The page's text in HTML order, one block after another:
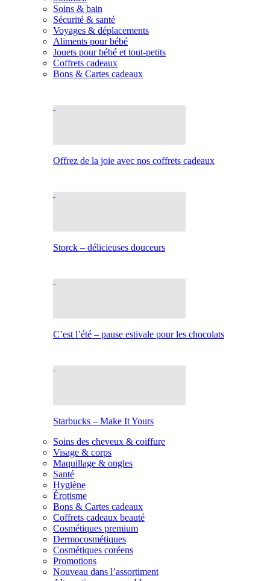
Soins & bain
Sécurité & santé
Voyages & déplacements
Aliments pour bébé
Jouets pour bébé et tout-petits
Coffrets cadeaux
Bons & Cartes cadeaux
Offrez de la joie avec nos coffrets cadeaux
Storck – délicieuses douceurs
C’est l’été – pause estivale pour les chocolats
Starbucks – Make It Yours
Soins des cheveux & coiffure
Visage & corps
Maquillage & ongles
Santé
Hygiène
Érotisme
Bons & Cartes cadeaux
Coffrets cadeaux beauté
Cosmétiques premium
Dermocosmétiques
Cosmétiques coréens
Promotions
Nouveau dans l’assortiment